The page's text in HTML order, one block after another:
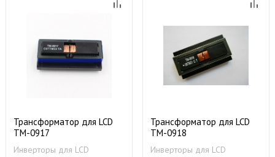
Трансформатор для LCD
TM-0917
Инверторы для LCD
Трансформатор для LCD
TM-0918
Инверторы для LCD